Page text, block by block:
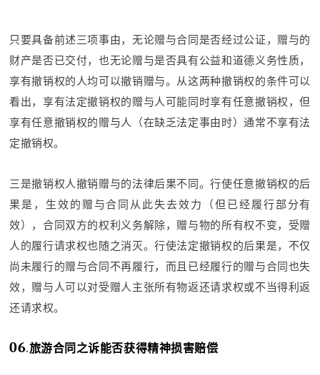
只要具备前述三项事由，无论赠与合同是否经过公证，赠与的
财产是否已交付，也无论赠与是否具有公益和道德义务性质，
享有撤销权的人均可以撤销赠与。从这两种撤销权的条件可以
看出，享有法定撤销权的赠与人可能同时享有任意撤销权，但
享有任意撤销权的赠与人（在缺乏法定事由时）通常不享有法
定撤销权。
三是撤销权人撤销赠与的法律后果不同。行使任意撤销权的后
果是，生效的赠与合同从此失去效力（但已经履行部分有
效），合同双方的权利义务解除，赠与物的所有权不变，受赠
人的履行请求权也随之消灭。行使法定撤销权的后果是，不仅
尚未履行的赠与合同不再履行，而且已经履行的赠与合同也失
效，赠与人可以对受赠人主张所有物返还请求权或不当得利返
还请求权。
06.旅游合同之诉能否获得精神损害赔偿